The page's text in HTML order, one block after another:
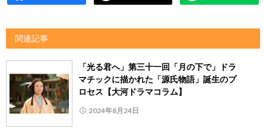
関連記事
「光る君へ」第三十一回「月の下で」ドラ
マチックに描かれた「源氏物語」誕生のプ
ロセス【大河ドラマコラム】
2024年8月24日